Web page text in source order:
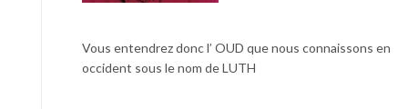
Vous entendrez donc l’ OUD que nous connaissons en
occident sous le nom de LUTH